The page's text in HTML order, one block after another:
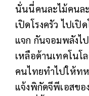
นั่นนี่คนละไม้คนล
เปิดโรงครัว ไปเ
แจก กันจอมพลังไ
เหลือด้านเทคโนโ
คนไทยทำไปให้ท
แจ้งพิกัดจีพีเอสข